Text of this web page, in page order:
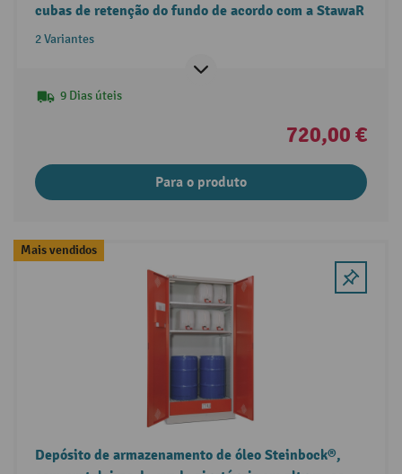
cubas de retenção do fundo de acordo com a StawaR
2 Variantes
9 Dias úteis
720,00 €
Para o produto
Mais vendidos
Depósito de armazenamento de óleo Steinbock®,